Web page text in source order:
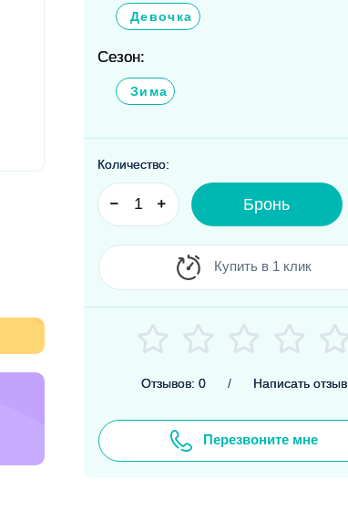
Девочка
Сезон:
Зима
Количество:
Бронь
Купить в 1 клик
Отзывов: 0 / Написать отзыв
Перезвоните мне